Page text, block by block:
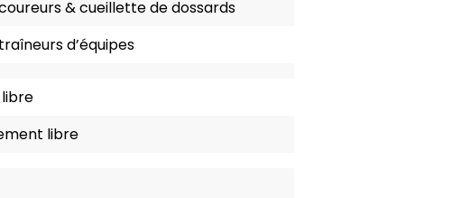
& cueillette de dossards
d’équipes
libre